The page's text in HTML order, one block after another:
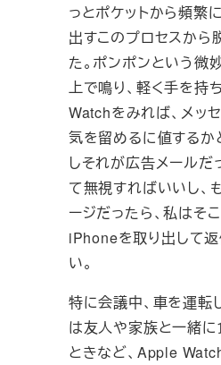
っとポケットから頻繁
出すこのプロセスから
た。ポンポンという微
上で鳴り、軽く手を持
Watchをみれば、メッ
気を留めるに値するか
しそれが広告メールだ
て無視すればいいし、
ージだったら、私はそ
iPhoneを取り出して
い。
特に会議中、車を運転
は友人や家族と一緒
ときなど、Apple